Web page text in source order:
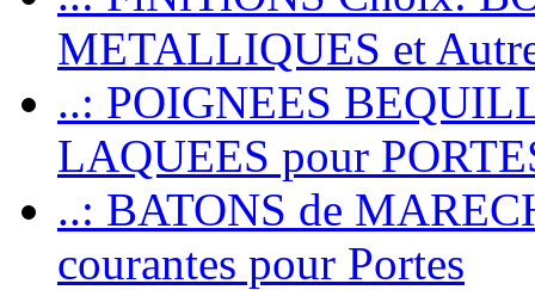
METALLIQUES et
..: POIGNEES
LAQUEES pour
..: BATONS de
courantes pour Portes